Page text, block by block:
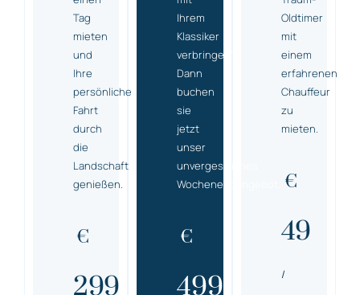
Tag
mieten
und
Ihre
persönliche
Fahrt
durch
die
Landschaft
genießen.
€
299
Ihrem
Klassiker
verbringen?
Dann
buchen
sie
jetzt
unser
unvergessliches
Wochenendangebot.
€
499
Oldtimer
mit
einem
erfahrenen
Chauffeur
zu
mieten.
€
49
/